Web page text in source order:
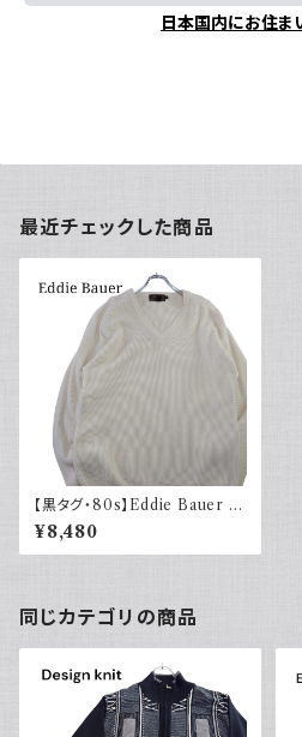
日本国内にお住ま
最近チェックした商品
【黒タグ・80s】Eddie Bauer エ
ディーバウアー コットンニット 白
¥8,480
同じカテゴリの商品